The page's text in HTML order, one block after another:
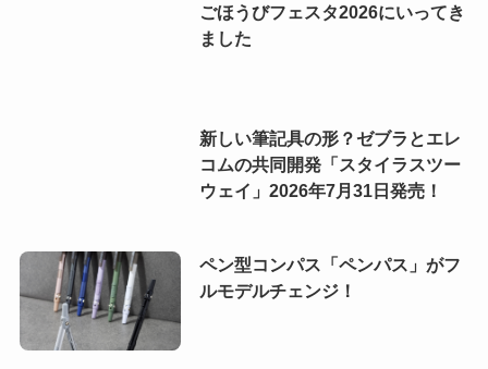
ごほうびフェスタ2026にいってき
ました
新しい筆記具の形？ゼブラとエレ
コムの共同開発「スタイラスツー
ウェイ」2026年7月31日発売！
ペン型コンパス「ペンパス」がフ
ルモデルチェンジ！